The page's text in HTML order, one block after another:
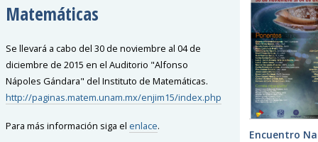
Matemáticas
Se llevará a cabo del 30 de noviembre al 04 de
diciembre de 2015 en el Auditorio "Alfonso
Nápoles Gándara" del Instituto de Matemáticas.
http://paginas.matem.unam.mx/enjim15/index.php
Para más información siga el enlace.
Encuentro